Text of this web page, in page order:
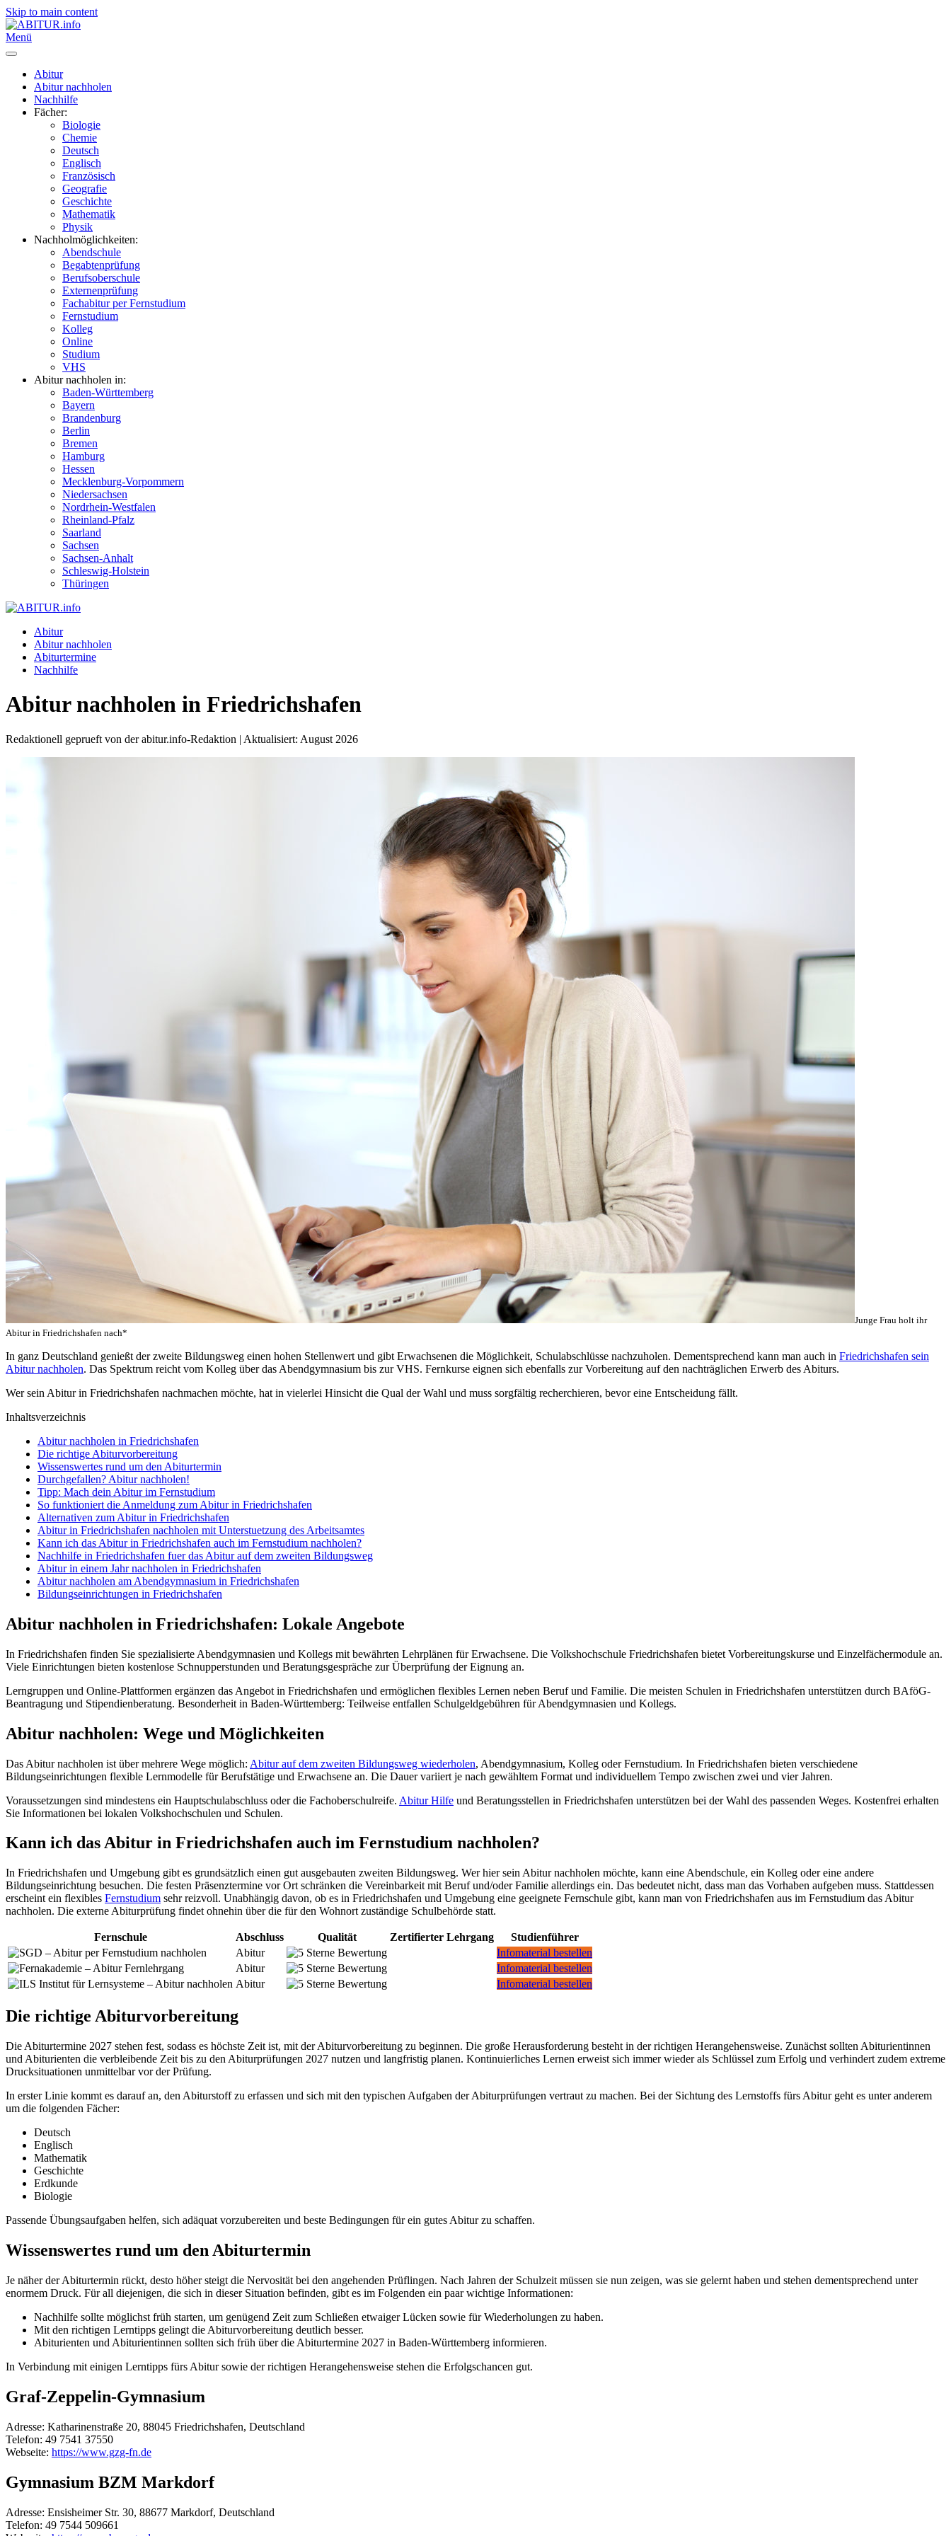
Skip to main content
Menü
Abitur
Abitur nachholen
Nachhilfe
Fächer:
Biologie
Chemie
Deutsch
Englisch
Französisch
Geografie
Geschichte
Mathematik
Physik
Nachholmöglichkeiten:
Abendschule
Begabtenprüfung
Berufsoberschule
Externenprüfung
Fachabitur per Fernstudium
Fernstudium
Kolleg
Online
Studium
VHS
Abitur nachholen in:
Baden-Württemberg
Bayern
Brandenburg
Berlin
Bremen
Hamburg
Hessen
Mecklenburg-Vorpommern
Niedersachsen
Nordrhein-Westfalen
Rheinland-Pfalz
Saarland
Sachsen
Sachsen-Anhalt
Schleswig-Holstein
Thüringen
Abitur
Abitur nachholen
Abiturtermine
Nachhilfe
Abitur nachholen in Friedrichshafen
Redaktionell geprueft von der abitur.info-Redaktion | Aktualisiert: August 2026
Junge Frau holt ihr
Abitur in Friedrichshafen nach*
In ganz Deutschland genießt der zweite Bildungsweg einen hohen Stellenwert und gibt Erwachsenen die Möglichkeit, Schulabschlüsse nachzuholen. Dementsprechend kann man auch in Friedrichshafen sein
Abitur nachholen. Das Spektrum reicht vom Kolleg über das Abendgymnasium bis zur VHS. Fernkurse eignen sich ebenfalls zur Vorbereitung auf den nachträglichen Erwerb des Abiturs.
Wer sein Abitur in Friedrichshafen nachmachen möchte, hat in vielerlei Hinsicht die Qual der Wahl und muss sorgfältig recherchieren, bevor eine Entscheidung fällt.
Inhaltsverzeichnis
Abitur nachholen in Friedrichshafen
Die richtige Abiturvorbereitung
Wissenswertes rund um den Abiturtermin
Durchgefallen? Abitur nachholen!
Tipp: Mach dein Abitur im Fernstudium
So funktioniert die Anmeldung zum Abitur in Friedrichshafen
Alternativen zum Abitur in Friedrichshafen
Abitur in Friedrichshafen nachholen mit Unterstuetzung des Arbeitsamtes
Kann ich das Abitur in Friedrichshafen auch im Fernstudium nachholen?
Nachhilfe in Friedrichshafen fuer das Abitur auf dem zweiten Bildungsweg
Abitur in einem Jahr nachholen in Friedrichshafen
Abitur nachholen am Abendgymnasium in Friedrichshafen
Bildungseinrichtungen in Friedrichshafen
Abitur nachholen in Friedrichshafen: Lokale Angebote
In Friedrichshafen finden Sie spezialisierte Abendgymnasien und Kollegs mit bewährten Lehrplänen für Erwachsene. Die Volkshochschule Friedrichshafen bietet Vorbereitungskurse und Einzelfächermodule an.
Viele Einrichtungen bieten kostenlose Schnupperstunden und Beratungsgespräche zur Überprüfung der Eignung an.
Lerngruppen und Online-Plattformen ergänzen das Angebot in Friedrichshafen und ermöglichen flexibles Lernen neben Beruf und Familie. Die meisten Schulen in Friedrichshafen unterstützen durch BAföG-
Beantragung und Stipendienberatung. Besonderheit in Baden-Württemberg: Teilweise entfallen Schulgeldgebühren für Abendgymnasien und Kollegs.
Abitur nachholen: Wege und Möglichkeiten
Das Abitur nachholen ist über mehrere Wege möglich: Abitur auf dem zweiten Bildungsweg wiederholen, Abendgymnasium, Kolleg oder Fernstudium. In Friedrichshafen bieten verschiedene
Bildungseinrichtungen flexible Lernmodelle für Berufstätige und Erwachsene an. Die Dauer variiert je nach gewähltem Format und individuellem Tempo zwischen zwei und vier Jahren.
Voraussetzungen sind mindestens ein Hauptschulabschluss oder die Fachoberschulreife. Abitur Hilfe und Beratungsstellen in Friedrichshafen unterstützen bei der Wahl des passenden Weges. Kostenfrei erhalten
Sie Informationen bei lokalen Volkshochschulen und Schulen.
Kann ich das Abitur in Friedrichshafen auch im Fernstudium nachholen?
In Friedrichshafen und Umgebung gibt es grundsätzlich einen gut ausgebauten zweiten Bildungsweg. Wer hier sein Abitur nachholen möchte, kann eine Abendschule, ein Kolleg oder eine andere
Bildungseinrichtung besuchen. Die festen Präsenztermine vor Ort schränken die Vereinbarkeit mit Beruf und/oder Familie allerdings ein. Das bedeutet nicht, dass man das Vorhaben aufgeben muss. Stattdessen
erscheint ein flexibles Fernstudium sehr reizvoll. Unabhängig davon, ob es in Friedrichshafen und Umgebung eine geeignete Fernschule gibt, kann man von Friedrichshafen aus im Fernstudium das Abitur
nachholen. Die externe Abiturprüfung findet ohnehin über die für den Wohnort zuständige Schulbehörde statt.
Fernschule Abschluss Qualität Zertifierter Lehrgang
Studienführer
Abitur
Infomaterial bestellen
Abitur
Infomaterial bestellen
Abitur
Infomaterial bestellen
Die richtige Abiturvorbereitung
Die Abiturtermine 2027 stehen fest, sodass es höchste Zeit ist, mit der Abiturvorbereitung zu beginnen. Die große Herausforderung besteht in der richtigen Herangehensweise. Zunächst sollten Abiturientinnen
und Abiturienten die verbleibende Zeit bis zu den Abiturprüfungen 2027 nutzen und langfristig planen. Kontinuierliches Lernen erweist sich immer wieder als Schlüssel zum Erfolg und verhindert zudem extreme
Drucksituationen unmittelbar vor der Prüfung.
In erster Linie kommt es darauf an, den Abiturstoff zu erfassen und sich mit den typischen Aufgaben der Abiturprüfungen vertraut zu machen. Bei der Sichtung des Lernstoffs fürs Abitur geht es unter anderem
um die folgenden Fächer:
Deutsch
Englisch
Mathematik
Geschichte
Erdkunde
Biologie
Passende Übungsaufgaben helfen, sich adäquat vorzubereiten und beste Bedingungen für ein gutes Abitur zu schaffen.
Wissenswertes rund um den Abiturtermin
Je näher der Abiturtermin rückt, desto höher steigt die Nervosität bei den angehenden Prüflingen. Nach Jahren der Schulzeit müssen sie nun zeigen, was sie gelernt haben und stehen dementsprechend unter
enormem Druck. Für all diejenigen, die sich in dieser Situation befinden, gibt es im Folgenden ein paar wichtige Informationen:
Nachhilfe sollte möglichst früh starten, um genügend Zeit zum Schließen etwaiger Lücken sowie für Wiederholungen zu haben.
Mit den richtigen Lerntipps gelingt die Abiturvorbereitung deutlich besser.
Abiturienten und Abiturientinnen sollten sich früh über die Abiturtermine 2027 in Baden-Württemberg informieren.
In Verbindung mit einigen Lerntipps fürs Abitur sowie der richtigen Herangehensweise stehen die Erfolgschancen gut.
Graf-Zeppelin-Gymnasium
Adresse: Katharinenstraße 20, 88045 Friedrichshafen, Deutschland
Telefon: 49 7541 37550
Webseite: https://www.gzg-fn.de
Gymnasium BZM Markdorf
Adresse: Ensisheimer Str. 30, 88677 Markdorf, Deutschland
Telefon: 49 7544 509661